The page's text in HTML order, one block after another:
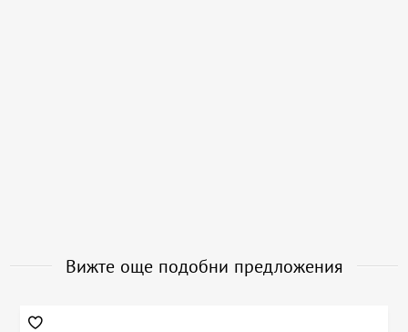
Вижте още подобни предложения